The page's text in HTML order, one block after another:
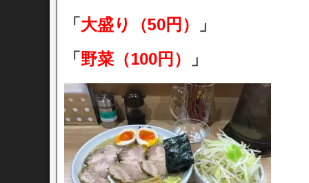
「 大盛り（50円）
」
「 野菜（100円） 」